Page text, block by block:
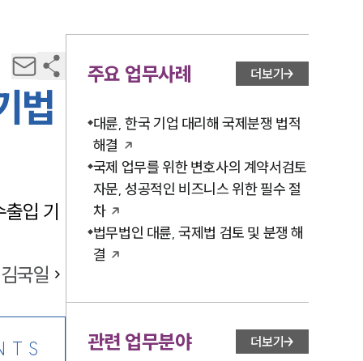
법
입 기
김국일
주요 업무사례 더보기
대륜, 한국 기업 대리해 국제분쟁 법적
해결
국제 업무를 위한 변호사의 계약서검토
자문, 성공적인 비즈니스 위한 필수 절
차
법무법인 대륜, 국제법 검토 및 분쟁 해
결
관련 업무분야 더보기